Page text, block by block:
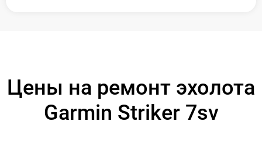
Цены на ремонт эхолота
Garmin Striker 7sv